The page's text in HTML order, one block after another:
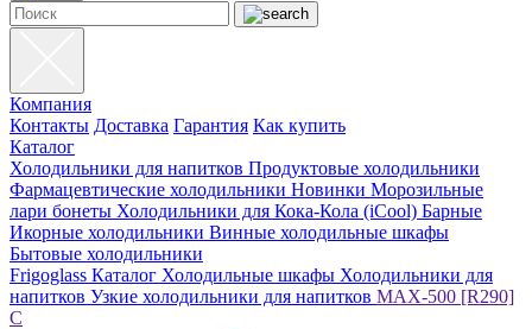
Компания
Контакты Доставка Гарантия Как купить
Каталог
Холодильники для напитков Продуктовые холодильники
Фармацевтические холодильники Новинки Морозильные
лари бонеты Холодильники для Кока-Кола (iCool) Барные
Икорные холодильники Винные холодильные шкафы
Бытовые холодильники
Frigoglass Каталог Холодильные шкафы Холодильники для
напитков Узкие холодильники для напитков MAX-500 [R290]
C